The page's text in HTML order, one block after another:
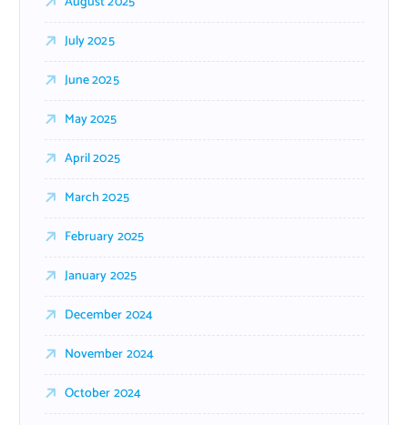
July 2025
June 2025
May 2025
April 2025
March 2025
February 2025
January 2025
December 2024
November 2024
October 2024